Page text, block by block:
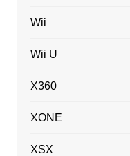
Wii
Wii U
X360
XONE
XSX